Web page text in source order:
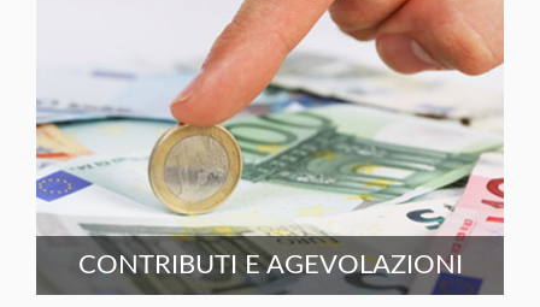
CONTRIBUTI E AGEVOLAZIONI